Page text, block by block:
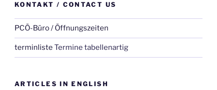
KONTAKT / CONTACT US
PCÖ-Büro / Öffnungszeiten
terminliste Termine tabellenartig
ARTICLES IN ENGLISH